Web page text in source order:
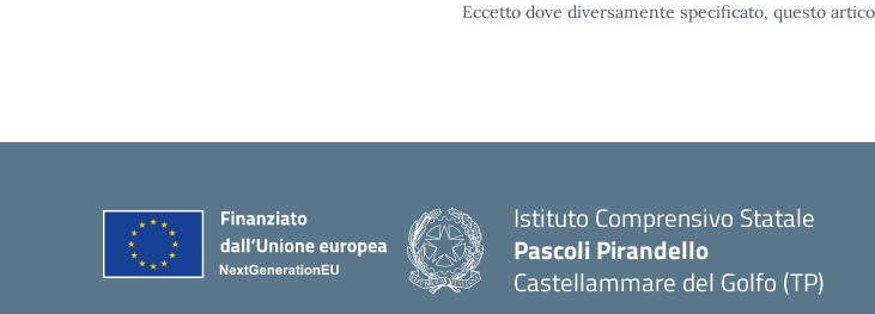
Eccetto dove diversamente specificato, questo
Istituto Comprensivo Statale
Pascoli Pirandello
Castellammare del Golfo (TP)